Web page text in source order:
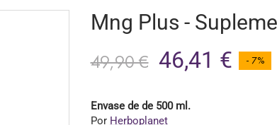
Mng Plus -
49,90 € 46,41 € - 7%
Envase de de 500 ml.
Por Herboplanet